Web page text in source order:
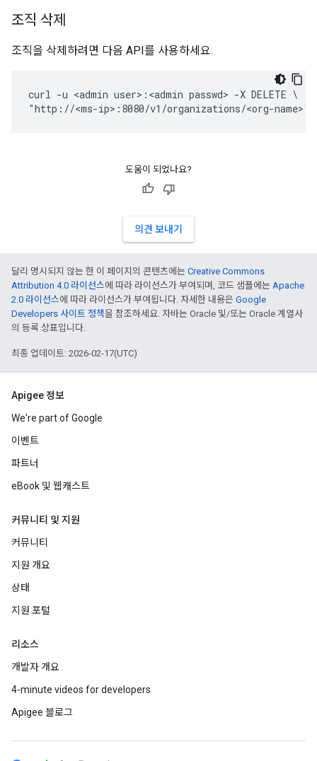
조직 삭제
조직을 삭제하려면 다음 API를 사용하세요.
curl -u <admin user>:<admin passwd> -X DELETE \
"http://<ms-ip>:8080/v1/organizations/<org-name>"
도움이 되었나요?
의견 보내기
달리 명시되지 않는 한 이 페이지의 콘텐츠에는 Creative Commons
Attribution 4.0 라이선스에 따라 라이선스가 부여되며, 코드 샘플에는 Apache
2.0 라이선스에 따라 라이선스가 부여됩니다. 자세한 내용은 Google
Developers 사이트 정책을 참조하세요. 자바는 Oracle 및/또는 Oracle 계열사
의 등록 상표입니다.
최종 업데이트: 2026-02-17(UTC)
Apigee 정보
We're part of Google
이벤트
파트너
eBook 및 웹캐스트
커뮤니티 및 지원
커뮤니티
지원 개요
상태
지원 포털
리소스
개발자 개요
4-minute videos for developers
Apigee 블로그